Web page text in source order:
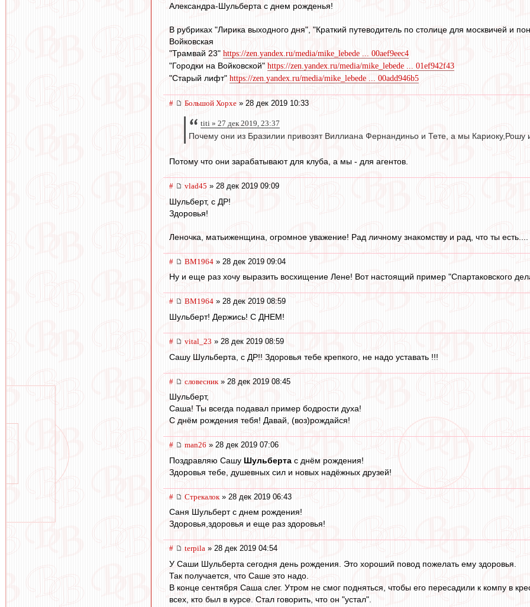
Александра-Шульберта с днем рожденья!
В рубриках "Лирика выходного дня", "Краткий путеводитель по столице для москвичей и
Войковская
"Трамвай 23" https://zen.yandex.ru/media/mike_lebede ... 00aef9eec4
"Городки на Войковской" https://zen.yandex.ru/media/mike_lebede ... 01ef942f43
"Старый лифт" https://zen.yandex.ru/media/mike_lebede ... 00add946b5
# Большой Хорхе » 28 дек 2019 10:33
titi » 27 дек 2019, 23:37
Почему они из Бразилии привозят Виллиана Фернандиньо и Тете, а мы Кариоку,Рошу
Потому что они зарабатывают для клуба, а мы - для агентов.
# vlad45 » 28 дек 2019 09:09
Шульберт, с ДР!
Здоровья!
Леночка, матьиженщина, огромное уважение! Рад личному знакомству и рад, что ты есть....
# BM1964 » 28 дек 2019 09:04
Ну и еще раз хочу выразить восхищение Лене! Вот настоящий пример "Спартаковского
# BM1964 » 28 дек 2019 08:59
Шульберт! Держись! С ДНЕМ!
# vital_23 » 28 дек 2019 08:59
Сашу Шульберта, с ДР!! Здоровья тебе крепкого, не надо уставать !!!
# словесник » 28 дек 2019 08:45
Шульберт,
Саша! Ты всегда подавал пример бодрости духа!
С днём рождения тебя! Давай, (воз)рождайся!
# man26 » 28 дек 2019 07:06
Поздравляю Сашу Шульберта с днём рождения!
Здоровья тебе, душевных сил и новых надёжных друзей!
# Стрекалок » 28 дек 2019 06:43
Саня Шульберт с днем рождения!
Здоровья,здоровья и еще раз здоровья!
# terpila » 28 дек 2019 04:54
У Саши Шульберта сегодня день рождения. Это хороший повод пожелать ему здоровья.
Так получается, что Саше это надо.
В конце сентября Саша слег. Утром не смог подняться, чтобы его пересадили к компу в
всех, кто был в курсе. Стал говорить, что он "устал".